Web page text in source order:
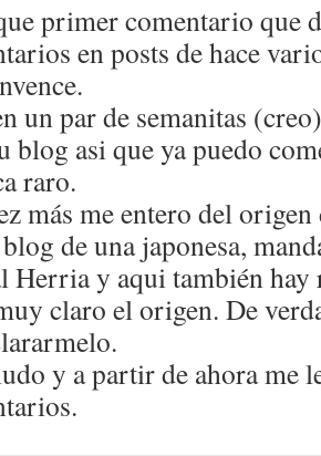
primer comentario que
en posts de hace
un par de semanitas
blog asi que ya puedo
raro.
más me entero del
de una japonesa,
Herria y aqui también hay
claro el origen. De
y a partir de ahora me